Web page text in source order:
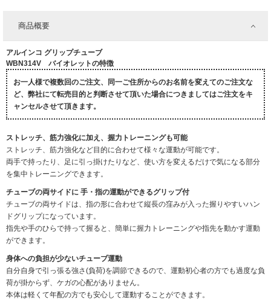
商品概要
アルインコ グリップチューブ
WBN314V バイオレットの特徴
お一人様で複数回のご注文、同一ご住所からのお名前を変えてのご注文な
ど、弊社にて転売目的と判断させて頂いた場合につきましてはご注文をキ
ャンセルさせて頂きます。
ストレッチ、筋力強化に加え、握力トレーニングも可能
ストレッチ、筋力強化など目的に合わせて様々な運動が可能です。
両手で持ったり、足に引っ掛けたりなど、使い方を変えるだけで気になる部分
を集中トレーニングできます。
チューブの両サイドに 手・指の運動ができるグリップ付
チューブの両サイドは、指の形に合わせて縦長の窪みが入った握りやすいハン
ドグリップになっています。
指先や手のひらで持って握ると、簡単に握力トレーニングや指先を動かす運動
ができます。
身体への負担が少ないチューブ運動
自分自身で引っ張る強さ(負荷)を調節できるので、運動初心者の方でも過度な負
荷が掛からず、ケガの心配がありません。
本体は軽くて年配の方でも安心して運動することができます。